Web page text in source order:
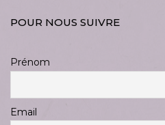
POUR NOUS SUIVRE
Prénom
Email